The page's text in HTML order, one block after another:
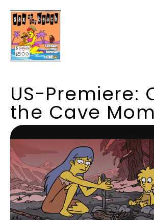
US-Premiere:
the Cave Mom